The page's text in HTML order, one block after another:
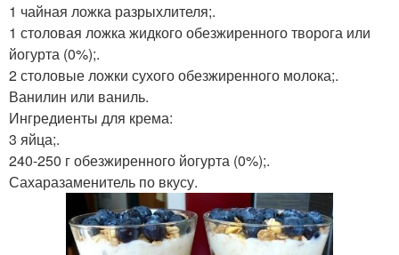
1 чайная ложка разрыхлителя;.
1 столовая ложка жидкого обезжиренного творога или
йогурта (0%);.
2 столовые ложки сухого обезжиренного молока;.
Ванилин или ваниль.
Ингредиенты для крема:
3 яйца;.
240-250 г обезжиренного йогурта (0%);.
Сахаразаменитель по вкусу.